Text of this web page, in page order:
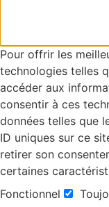
Pour offrir les
technologies telles
accéder aux
consentir à ces
données telles que
ID uniques sur ce
retirer son
certaines
Fonctionnel